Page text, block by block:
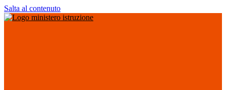
Salta al contenuto